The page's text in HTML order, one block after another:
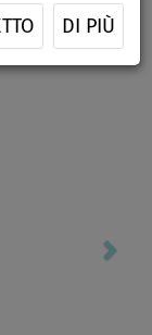
DI PIÙ
Next